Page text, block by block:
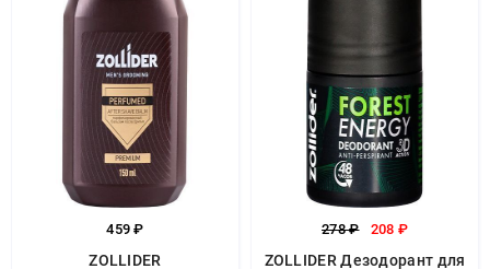
459 ₽
ZOLLIDER
278 ₽ 208 ₽
ZOLLIDER Дезодорант для